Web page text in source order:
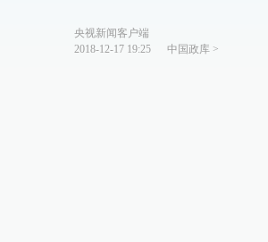
央视新闻客户端
2018-12-17 19:25
中国政库>